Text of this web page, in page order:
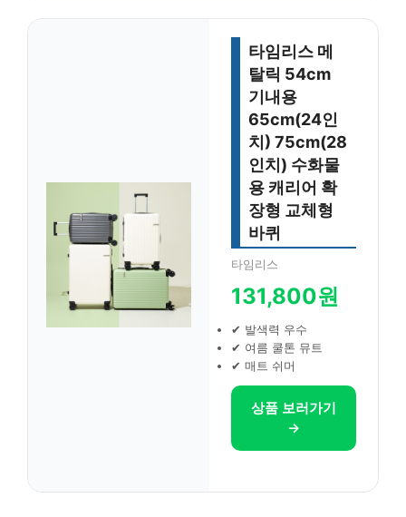
타임리스 메
탈릭 54cm
기내용
65cm(24인
치) 75cm(28
인치) 수화물
용 캐리어 확
장형 교체형
바퀴
타임리스
131,800원
✔ 발색력 우수
✔ 여름 쿨톤 뮤트
✔ 매트 쉬머
상품 보러가기
→